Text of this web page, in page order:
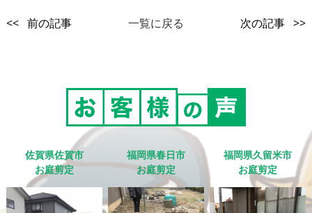
<< 前の記事 一覧に戻る 次の記事 >>
佐賀県佐賀市
お庭剪定
福岡県春日市
お庭剪定
福岡県久留米市
お庭剪定